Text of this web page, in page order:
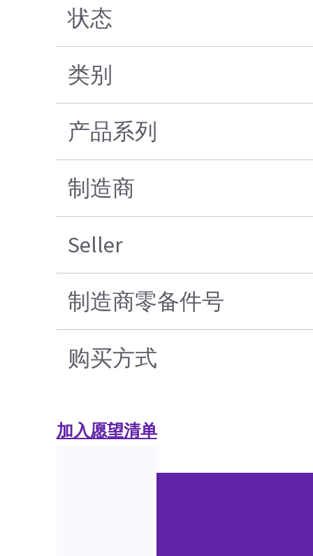
状态
类别
产品系列
制造商
Seller
制造商零备件号
购买方式
加入愿望清单